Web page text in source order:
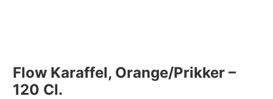
Flow Karaffel, Orange/prikker –
120 Cl.